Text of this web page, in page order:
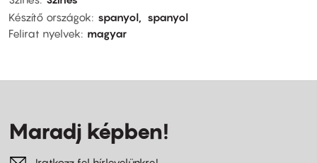
Készítő országok
spanyol
spanyol
Felirat nyelvek
magyar
Maradj képben!